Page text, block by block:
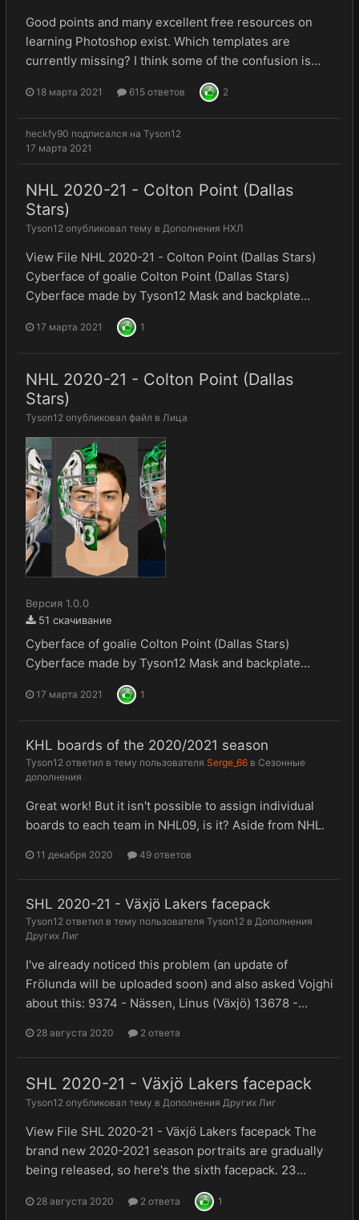
Good points and many excellent free resources on
learning Photoshop exist. Which templates are
currently missing? I think some of the confusion is...
18 марта 2021 615 ответов 2
heckfy90 подписался на Tyson12
17 марта 2021
NHL 2020-21 - Colton Point (Dallas
Stars)
Tyson12 опубликовал тему в Дополнения НХЛ
View File NHL 2020-21 - Colton Point (Dallas Stars)
Cyberface of goalie Colton Point (Dallas Stars)
Cyberface made by Tyson12 Mask and backplate...
17 марта 2021 1
NHL 2020-21 - Colton Point (Dallas
Stars)
Tyson12 опубликовал файл в Лица
Версия 1.0.0
51 скачивание
Cyberface of goalie Colton Point (Dallas Stars)
Cyberface made by Tyson12 Mask and backplate...
17 марта 2021 1
KHL boards of the 2020/2021 season
Tyson12 ответил в тему пользователя Serge_66 в Сезонные
дополнения
Great work! But it isn't possible to assign individual
boards to each team in NHL09, is it? Aside from NHL.
11 декабря 2020 49 ответов
SHL 2020-21 - Växjö Lakers facepack
Tyson12 ответил в тему пользователя Tyson12 в Дополнения
Других Лиг
I've already noticed this problem (an update of
Frölunda will be uploaded soon) and also asked Vojghi
about this: 9374 - Nässen, Linus (Växjö) 13678 -...
28 августа 2020 2 ответа
SHL 2020-21 - Växjö Lakers facepack
Tyson12 опубликовал тему в Дополнения Других Лиг
View File SHL 2020-21 - Växjö Lakers facepack The
brand new 2020-2021 season portraits are gradually
being released, so here's the sixth facepack. 23...
28 августа 2020 2 ответа 1